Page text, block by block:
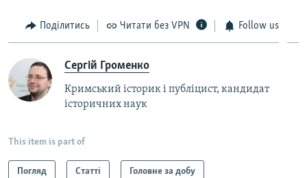
Поділитись Читати без VPN Follow us
Сергій Громенко
Кримський історик і публіцист, кандидат
історичних наук
This item is part of
Погляд Статті Головне за добу